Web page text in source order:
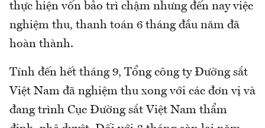
thực hiện vốn bảo trì chậm nhưng đến nay việc
nghiệm thu, thanh toán 6 tháng đầu năm đã
hoàn thành.
Tính đến hết tháng 9, Tổng công ty Đường sắt
Việt Nam đã nghiệm thu xong với các đơn vị và
đang trình Cục Đường sắt Việt Nam thẩm